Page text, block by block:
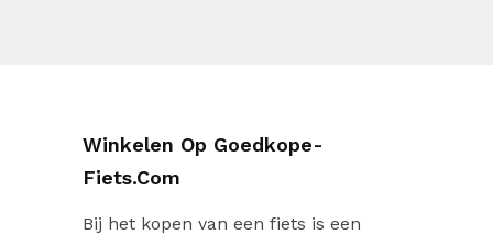
Winkelen Op Goedkope-
Fiets.com
Bij het kopen van een fiets is een